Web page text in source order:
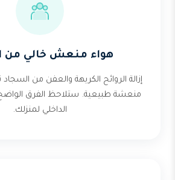
هواء منعش خالي من
إزالة الروائح الكريهة والعفن من
منعشة طبيعية. ستلاحظ الفرق
الداخلي لمنزلك.